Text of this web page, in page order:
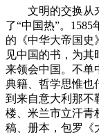
文明的交换从来
了“中国热”。1585
的《中华大帝国史
见中国的书，为
来领会中国。不单
典籍、哲学思惟也
到来自意大利那不
楼、米兰市立汗青
稿、册本，包罗《